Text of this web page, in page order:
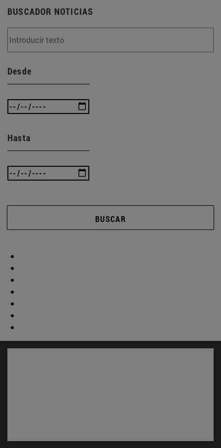
BUSCADOR NOTICIAS
Desde
Hasta
BUSCAR